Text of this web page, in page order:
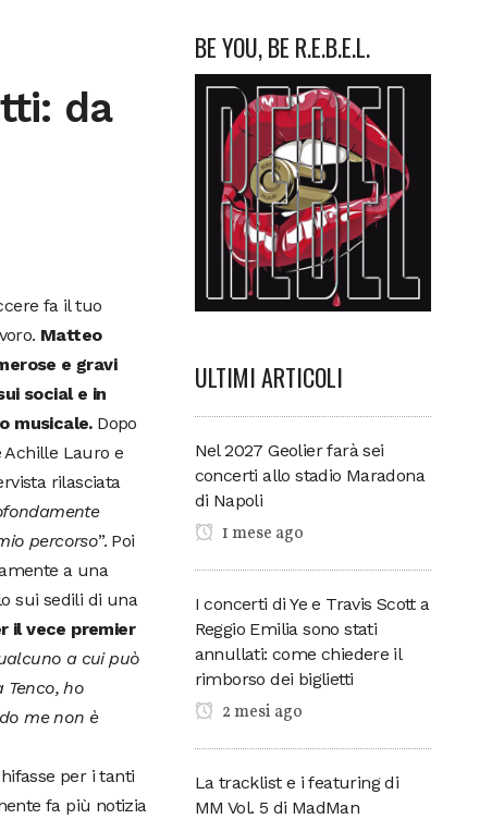
da
fa il tuo
Matteo
e gravi
social e in
musicale.Dopo
Achille Lauro e
rilasciata
percorso”. Poi
a una
sui sedili di una
il vece premier
a cui può
Tenco, ho
me non è
per i tanti
fa più notizia
BE YOU, BE R.E.B.E.L.
ULTIMI ARTICOLI
Nel 2027 Geolier farà sei
concerti allo stadio Maradona
di Napoli
1 mese ago
I concerti di Ye e Travis Scott a
Reggio Emilia sono stati
annullati: come chiedere il
rimborso dei biglietti
2 mesi ago
La tracklist e i featuring di
MM Vol. 5 di MadMan